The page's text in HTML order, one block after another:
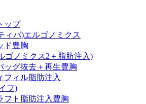
ップ
ィバ)エルゴノミクス
ド豊胸
ゴノミクス2＋脂肪注入)
ッグ抜去＋再生豊胸
フィル脂肪注入
フ)
フト脂肪注入豊胸